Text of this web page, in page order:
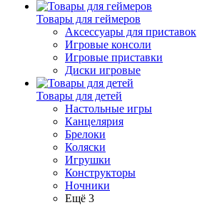
Товары для геймеров
Аксессуары для приставок
Игровые консоли
Игровые приставки
Диски игровые
Товары для детей
Настольные игры
Канцелярия
Брелоки
Коляски
Игрушки
Конструкторы
Ночники
Ещё 3